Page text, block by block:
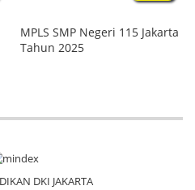
MPLS SMP Negeri 115 Jakarta
Tahun 2025
DKI JAKARTA